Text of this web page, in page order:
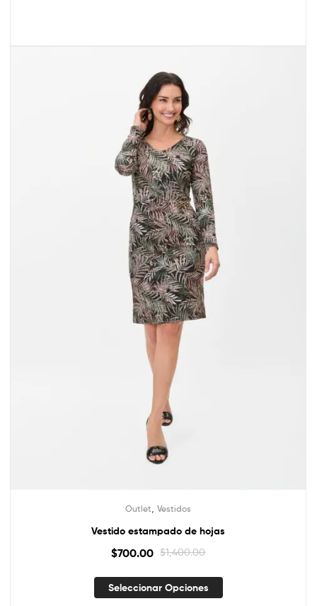
Outlet, Vestidos
Vestido estampado de hojas
$1,400.00
$700.00
Seleccionar Opciones